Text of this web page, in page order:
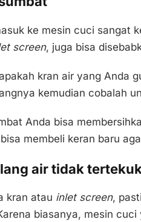
ke mesin cuci sangat
screen, juga bisa
kran air yang Anda
kemudian cobalah
Anda bisa
membeli keran baru
air tidak
kran atau inlet screen,
biasanya, mesin